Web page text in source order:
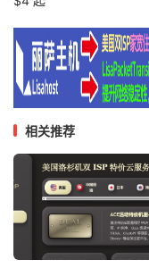
相关推荐